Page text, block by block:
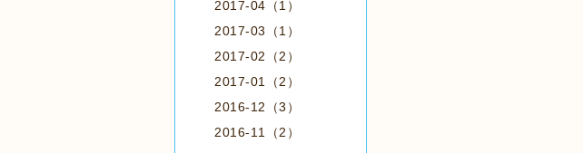
2017-04（1）
2017-03（1）
2017-02（2）
2017-01（2）
2016-12（3）
2016-11（2）